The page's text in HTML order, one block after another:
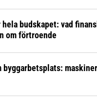
budskapet: vad
om förtroende
byggarbetsplats: